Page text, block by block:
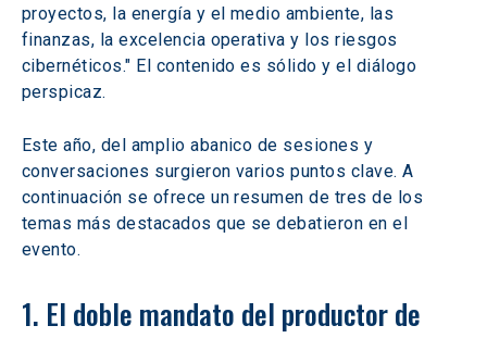
proyectos, la energía y el medio ambiente, las
finanzas, la excelencia operativa y los riesgos
cibernéticos." El contenido es sólido y el diálogo
perspicaz.
Este año, del amplio abanico de sesiones y
conversaciones surgieron varios puntos clave. A
continuación se ofrece un resumen de tres de los
temas más destacados que se debatieron en el
evento.
1. El doble mandato del productor de